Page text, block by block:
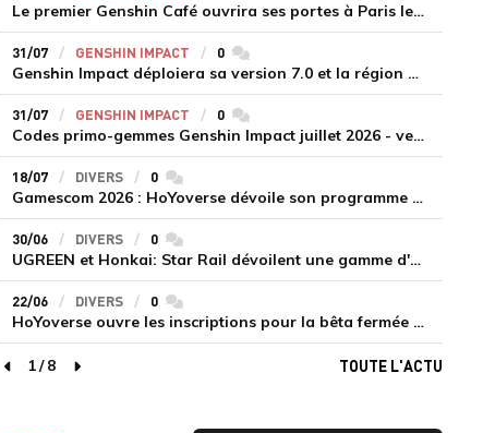
Le premier Genshin Café ouvrira ses portes à Paris le 14 août
31/07 GENSHIN IMPACT 0commentaires
Genshin Impact déploiera sa version 7.0 et la région de Snezhnaya le 12 août
31/07 GENSHIN IMPACT 0commentaires
Codes primo-gemmes Genshin Impact juillet 2026 - version 7.0
18/07 DIVERS 0commentaires
Gamescom 2026 : HoYoverse dévoile son programme et présente deux nouveaux jeux inédits
30/06 DIVERS 0commentaires
UGREEN et Honkai: Star Rail dévoilent une gamme d'accessoires de recharge en édition limitée
22/06 DIVERS 0commentaires
HoYoverse ouvre les inscriptions pour la bêta fermée de Honkai : Nexus Anima
page précédente
1/8
page suivante
TOUTE L'ACTU